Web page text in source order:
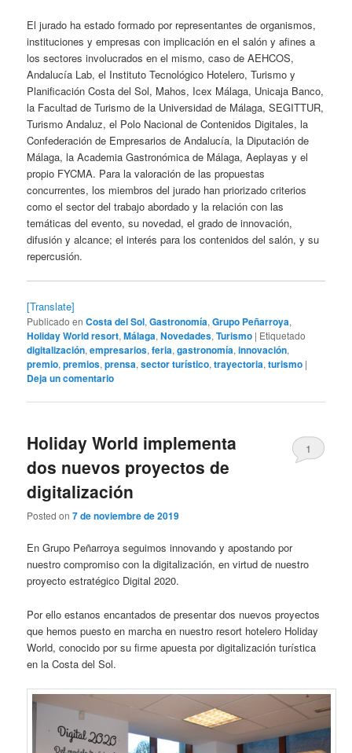
El jurado ha estado formado por representantes de organismos,
instituciones y empresas con implicación en el salón y afines a
los sectores involucrados en el mismo, caso de AEHCOS,
Andalucía Lab, el Instituto Tecnológico Hotelero, Turismo y
Planificación Costa del Sol, Mahos, Icex Málaga, Unicaja Banco,
la Facultad de Turismo de la Universidad de Málaga, SEGITTUR,
Turismo Andaluz, el Polo Nacional de Contenidos Digitales, la
Confederación de Empresarios de Andalucía, la Diputación de
Málaga, la Academia Gastronómica de Málaga, Aeplayas y el
propio FYCMA. Para la valoración de las propuestas
concurrentes, los miembros del jurado han priorizado criterios
como el sector del trabajo abordado y la relación con las
temáticas del evento, su novedad, el grado de innovación,
difusión y alcance; el interés para los contenidos del salón, y su
repercusión.
[Translate]
Publicado en Costa del Sol,Gastronomía,Grupo Peñarroya,
Holiday World resort,Málaga,Novedades,Turismo | Etiquetado
digitalización,empresarios,feria,gastronomía,innovación,
premio,premios,prensa,sector turístico,trayectoria,turismo |
Deja un comentario
Holiday World implementa
dos nuevos proyectos de
digitalización
Posted on7 de noviembre de 2019
1
En Grupo Peñarroya seguimos innovando y apostando por
nuestro compromiso con la digitalización, en virtud de nuestro
proyecto estratégico Digital 2020.
Por ello estanos encantados de presentar dos nuevos proyectos
que hemos puesto en marcha en nuestro resort hotelero Holiday
World, conocido por su firme apuesta por digitalización turística
en la Costa del Sol.